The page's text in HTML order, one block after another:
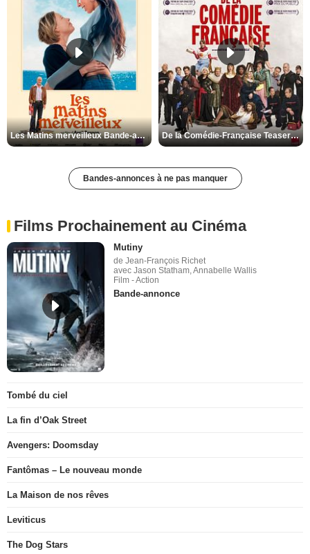
Les Matins merveilleux Bande-annonce VF De la Comédie-Française Teaser VF
Bandes-annonces à ne pas manquer
Films Prochainement au Cinéma
Mutiny
de Jean-François Richet
avec Jason Statham, Annabelle Wallis
Film - Action
Bande-annonce
Tombé du ciel
La fin d’Oak Street
Avengers: Doomsday
Fantômas – Le nouveau monde
La Maison de nos rêves
Leviticus
The Dog Stars